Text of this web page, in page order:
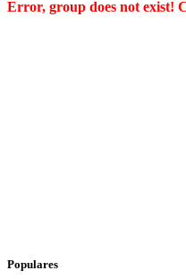
Error, group does not exist!
Populares